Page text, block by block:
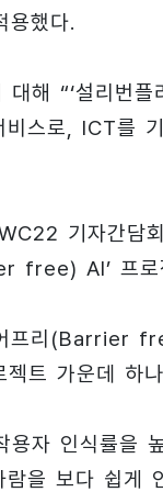
용했다.
해 “‘설리번
스로, ICT를
기자간담
free) AI’ 프
프리(Barrier
트 가운데 하
용자 인식률을
을 보다 쉽게